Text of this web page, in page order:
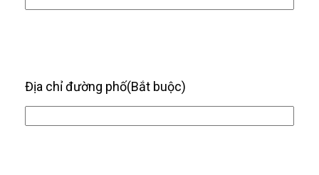
Địa chỉ đường phố(Bắt buộc)